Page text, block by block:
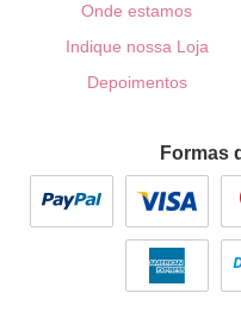
Onde estamos
Indique nossa Loja
Depoimentos
Formas